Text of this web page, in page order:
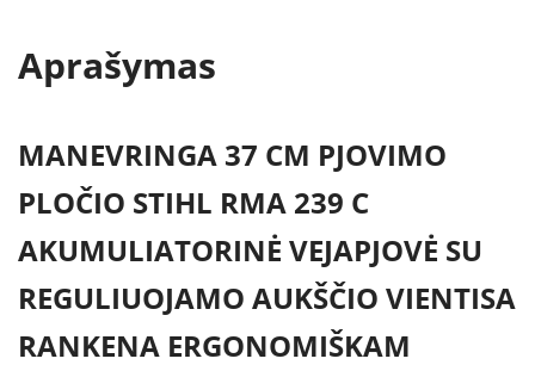
Aprašymas
MANEVRINGA 37 CM PJOVIMO
PLOČIO STIHL RMA 239 C
AKUMULIATORINĖ VEJAPJOVĖ SU
REGULIUOJAMO AUKŠČIO VIENTISA
RANKENA ERGONOMIŠKAM